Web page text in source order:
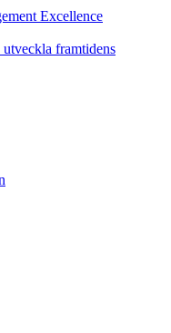
Excellence
framtidens